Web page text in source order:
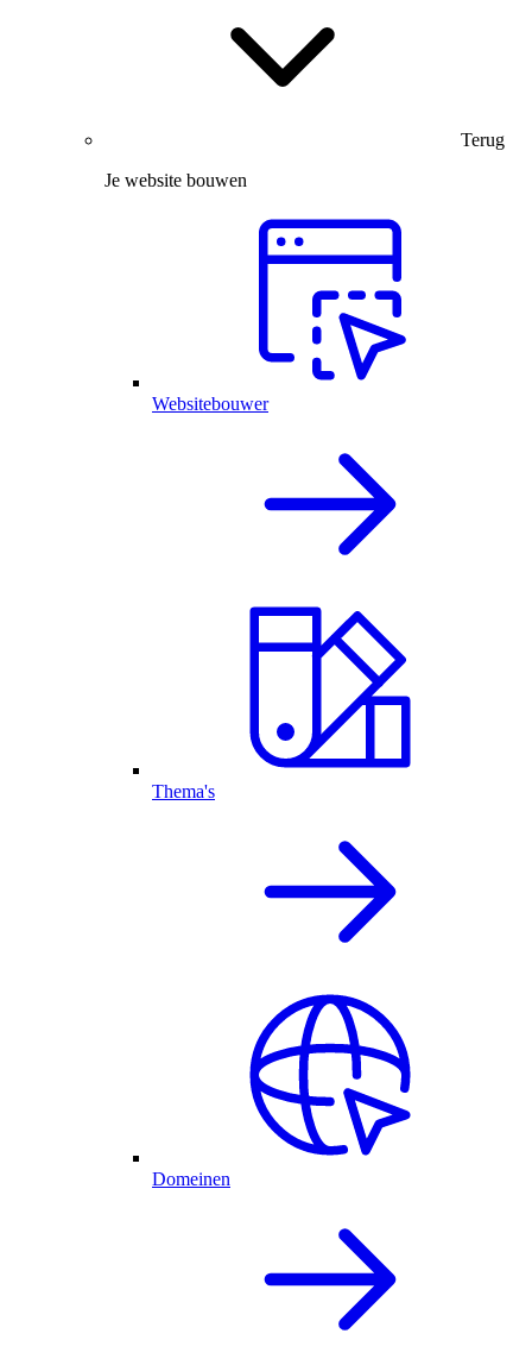
Terug
Je website bouwen
Websitebouwer
Thema's
Domeinen